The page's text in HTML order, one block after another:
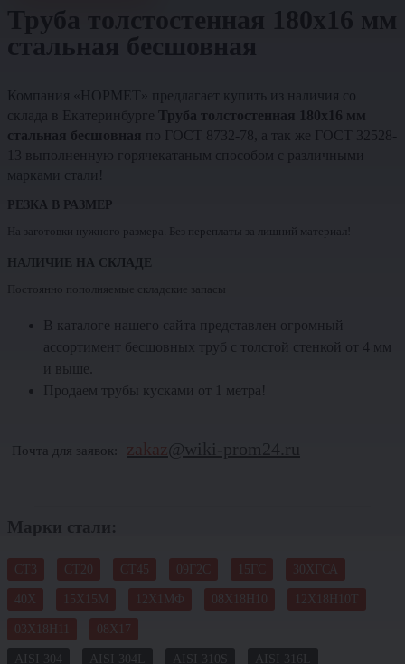
стальная бесшовная
Компания «НОРМЕТ» предлагает купить из наличия со
склада в Екатеринбурге Труба толстостенная 180х16 мм
стальная бесшовная
по ГОСТ 8732-78, а так же ГОСТ 32528-
13 выполненную горячекатаным способом с различными
марками стали!
РЕЗКА В РАЗМЕР
На заготовки нужного размера. Без переплаты за лишний материал!
НАЛИЧИЕ НА СКЛАДЕ
Постоянно пополняемые складские запасы
В каталоге нашего сайта представлен огромный
ассортимент бесшовных труб с толстой стенкой от 4 мм
и выше.
Продаем трубы кусками от 1 метра!
Почта для заявок: zakaz@wiki-prom24.ru
Марки стали:
СТ3 СТ20 СТ45 09Г2С 15ГС 30ХГСА
40Х 15Х15М 12Х1МФ 08Х18Н10 12Х18Н10Т
03Х18Н11 08Х17
AISI 304 AISI 304L AISI 310S AISI 316L